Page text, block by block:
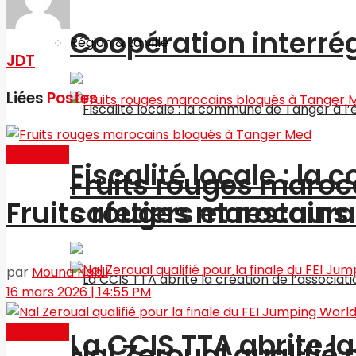
Coopération
Fiscalité locale : la
cafetiers et
La CCIS TTA abrite
Région & La ville
Fruits rouges
JDT
Liées Postes
Fruits rouges
par Mouna Nabil
16 mars 2026 | 14:55 PM